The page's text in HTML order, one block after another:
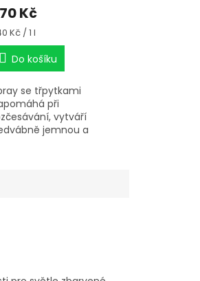
Kč
Kč / 1 l
Do košíku
se třpytkami
při
vytváří
jemnou a